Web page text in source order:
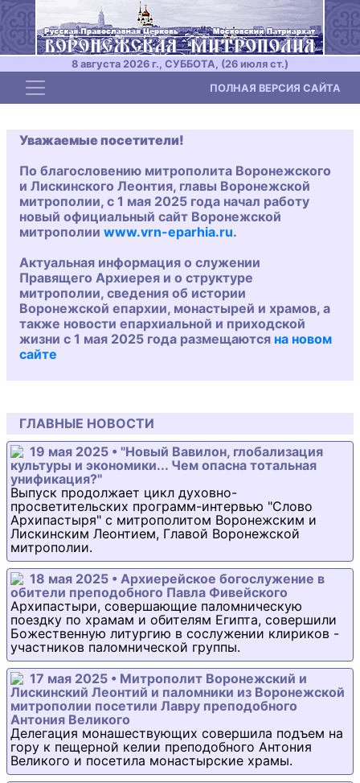
8 августа 2026 г., СУББОТА, (26 июля ст.)
Toggle navigation ПОЛНАЯ ВЕРСИЯ САЙТА
Уважаемые посетители!
По благословению митрополита Воронежского
и Лискинского Леонтия, главы Воронежской
митрополии, с 1 мая 2025 года начал работу
новый официальный сайт Воронежской
митрополии www.vrn-eparhia.ru.
Актуальная информация о служении
Правящего Архиерея и о структуре
митрополии, сведения об истории
Воронежской епархии, монастырей и храмов, а
также новости епархиальной и приходской
жизни с 1 мая 2025 года размещаются на новом
сайте
ГЛАВНЫЕ НОВОСТИ
19 мая 2025 • "Новый Вавилон, глобализация
культуры и экономики... Чем опасна тотальная
унификация?"
Выпуск продолжает цикл духовно-
просветительских программ-интервью "Слово
Архипастыря" с митрополитом Воронежским и
Лискинским Леонтием, Главой Воронежской
митрополии.
18 мая 2025 • Архиерейское богослужение в
обители преподобного Павла Фивейского
Архипастыри, совершающие паломническую
поездку по храмам и обителям Египта, совершили
Божественную литургию в сослужении клириков -
участников паломнической группы.
17 мая 2025 • Митрополит Воронежский и
Лискинский Леонтий и паломники из Воронежской
митрополии посетили Лавру преподобного
Антония Великого
Делегация монашествующих совершила подъем на
гору к пещерной келии преподобного Антония
Великого и посетила монастырские храмы.